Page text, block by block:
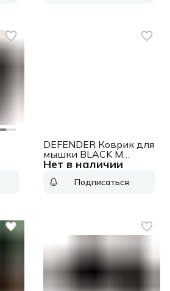
Нет в наличии
DEFENDER Коврик для
мышки BLACK M
50560 DEFENDER
Подписаться